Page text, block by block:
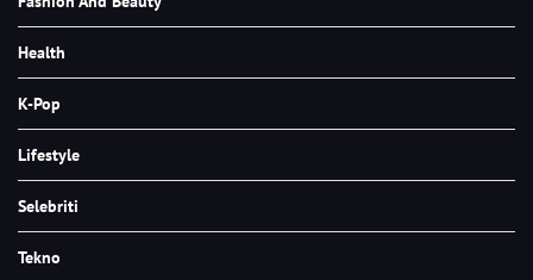
Health
K-Pop
Lifestyle
Selebriti
Tekno